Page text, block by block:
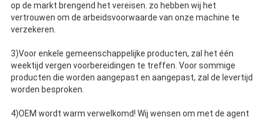
op de markt brengend het vereisen. zo hebben wij het
vertrouwen om de arbeidsvoorwaarde van onze machine te
verzekeren.
3)Voor enkele gemeenschappelijke producten, zal het één
weektijd vergen voorbereidingen te treffen. Voor sommige
producten die worden aangepast en aangepast, zal de levertijd
worden besproken.
4)OEM wordt warm verwelkomd! Wij wensen om met de agent